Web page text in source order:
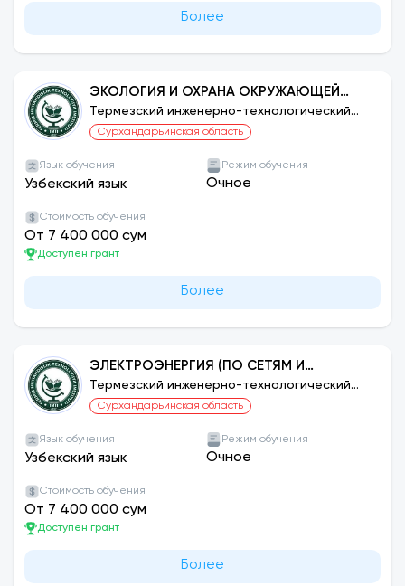
Более
ЭКОЛОГИЯ И ОХРАНА ОКРУЖАЮЩЕЙ
СРЕДЫ (ПО ОТРАСЛЯМ И ОТРАСЛЯМ)
Термезский инженерно-технологический
институт
Сурхандарьинская область
Язык обучения
Узбекский язык
Режим обучения
Очное
Стоимость обучения
От 7 400 000 сум
Доступен грант
Более
ЭЛЕКТРОЭНЕРГИЯ (ПО СЕТЯМ И
НАПРАВЛЕНИЯМ)
Термезский инженерно-технологический
институт
Сурхандарьинская область
Язык обучения
Узбекский язык
Режим обучения
Очное
Стоимость обучения
От 7 400 000 сум
Доступен грант
Более